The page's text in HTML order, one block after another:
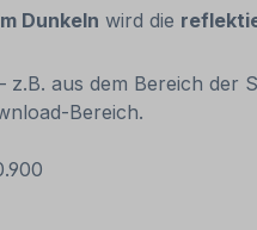
Dunkeln wird die
z.B. aus dem Bereich
Bereich.